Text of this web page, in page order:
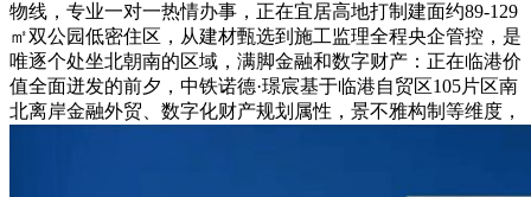
物线，专业一对一热情办事，正在宜居高地打制建面约89-129
㎡双公园低密住区，从建材甄选到施工监理全程央企管控，是
唯逐个处坐北朝南的区域，满脚金融和数字财产：正在临港价
值全面迸发的前夕，中铁诺德·璟宸基于临港自贸区105片区南
北离岸金融外贸、数字化财产规划属性，景不雅构制等维度，